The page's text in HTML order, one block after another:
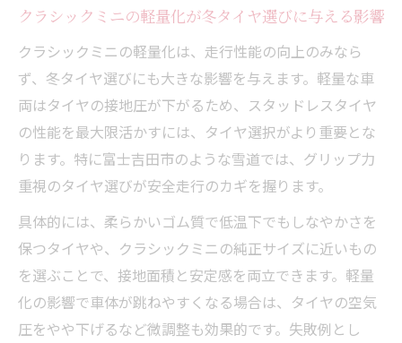
クラシックミニの軽量化が冬タイヤ選びに与える影響
クラシックミニの軽量化は、走行性能の向上のみなら
ず、冬タイヤ選びにも大きな影響を与えます。軽量な車
両はタイヤの接地圧が下がるため、スタッドレスタイヤ
の性能を最大限活かすには、タイヤ選択がより重要とな
ります。特に富士吉田市のような雪道では、グリップ力
重視のタイヤ選びが安全走行のカギを握ります。
具体的には、柔らかいゴム質で低温下でもしなやかさを
保つタイヤや、クラシックミニの純正サイズに近いもの
を選ぶことで、接地面積と安定感を両立できます。軽量
化の影響で車体が跳ねやすくなる場合は、タイヤの空気
圧をやや下げるなど微調整も効果的です。失敗例とし